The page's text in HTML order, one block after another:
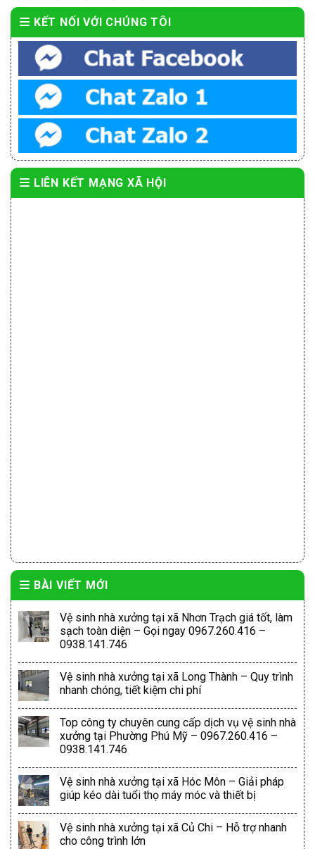
KẾT NỐI VỚI CHÚNG TÔI
LIÊN KẾT MẠNG XÃ HỘI
BÀI VIẾT MỚI
Vệ sinh nhà xưởng tại xã Nhơn Trạch giá tốt, làm
sạch toàn diện – Gọi ngay 0967.260.416 –
0938.141.746
Vệ sinh nhà xưởng tại xã Long Thành – Quy trình
nhanh chóng, tiết kiệm chi phí
Top công ty chuyên cung cấp dịch vụ vệ sinh nhà
xưởng tại Phường Phú Mỹ – 0967.260.416 –
0938.141.746
Vệ sinh nhà xưởng tại xã Hóc Môn – Giải pháp
giúp kéo dài tuổi thọ máy móc và thiết bị
Vệ sinh nhà xưởng tại xã Củ Chi – Hỗ trợ nhanh
cho công trình lớn